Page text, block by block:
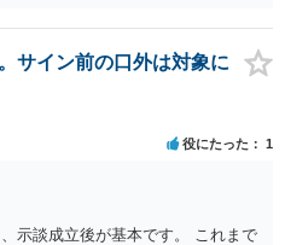
と算定は難しいと思いますので、
答は得られないと思われます。 現
的には弁護士に依頼をして訴訟と
手間はかかりますが、賠償額は多
の弁護士に依頼をするとよいと思
サイン前の口外は対象に
役にたった 1
示談成立後が基本です。 これまで